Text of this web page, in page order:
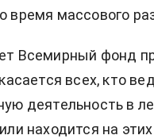
время массового
Всемирный фонд
всех, кто
деятельность в
находится на